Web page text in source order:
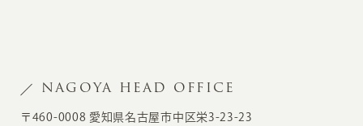
NAGOYA HEAD OFFICE
〒460-0008 愛知県名古屋市中区栄3-23-23